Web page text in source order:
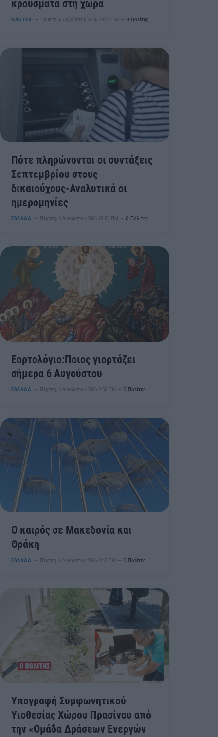
κρούσματα στη χώρα
ΝΑΟΥΣΑ Πέμπτη, 6 Αυγούστου 2026 10:12 ΠΜ Ο Πολίτης
Πότε πληρώνονται οι συντάξεις
Σεπτεμβρίου στους
δικαιούχους-Αναλυτικά οι
ημερομηνίες
ΕΛΛΑΔΑ Πέμπτη, 6 Αυγούστου 2026 10:00 ΠΜ Ο Πολίτης
Εορτολόγιο:Ποιος γιορτάζει
σήμερα 6 Αυγούστου
ΕΛΛΑΔΑ Πέμπτη, 6 Αυγούστου 2026 9:50 ΠΜ Ο Πολίτης
Ο καιρός σε Μακεδονία και
Θράκη
ΕΛΛΑΔΑ Πέμπτη, 6 Αυγούστου 2026 9:40 ΠΜ Ο Πολίτης
Υπογραφή Συμφωνητικού
Υιοθεσίας Χώρου Πρασίνου από
την «Ομάδα Δράσεων Ενεργών